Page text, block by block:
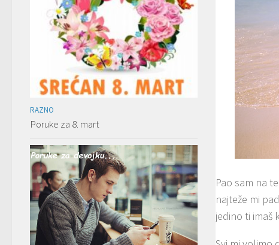
Pao sam na
najteže mi
jedino ti imaš
RAZNO
Poruke za 8. mart